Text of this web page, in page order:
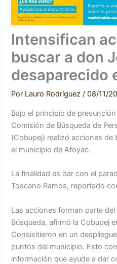
Intensifican
buscar a don
desaparecido
Por Lauro Rodríguez/08/11/
Bajo el principio de
Comisión de Búsqueda de
(Cobupej) realizó acciones de
el municipio de Atoyac.
La finalidad es dar con el
Toscano Ramos, reportado
Las acciones forman parte
Búsqueda, afirmó la Cobupej
Consisitieron en un
puntos del municipio. Esto
información que ayude a dar